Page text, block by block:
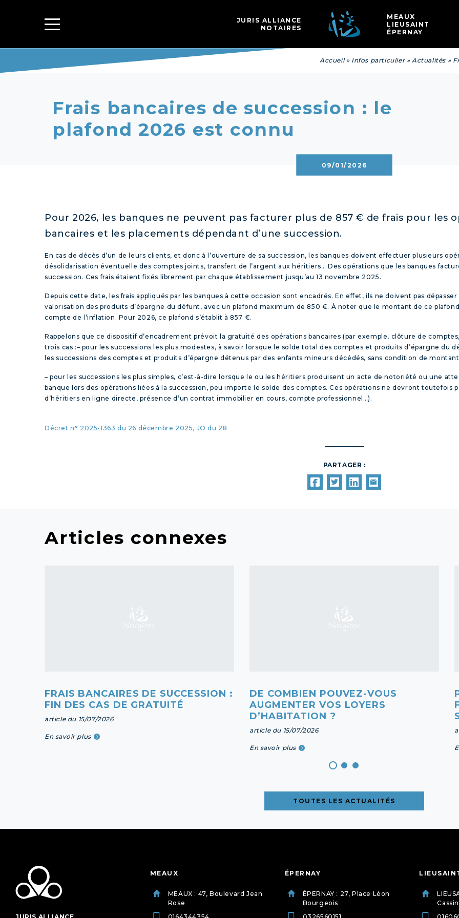
JURIS ALLIANCE
NOTAIRES
MEAUX
LIEUSAINT
ÉPERNAY
Accueil» Infos particulier» Actualités»
Frais bancaires de succession : le
plafond 2026 est connu
09/01/2026
Pour 2026, les banques ne peuvent pas facturer plus de 857 € de frais pour les
bancaires et les placements dépendant d’une succession.
En cas de décès d’un de leurs clients, et donc à l’ouverture de sa succession, les banques doivent effectuer plusieurs
désolidarisation éventuelle des comptes joints, transfert de l’argent aux héritiers… Des opérations que les banques
succession. Ces frais étaient fixés librement par chaque établissement jusqu’au 13 novembre 2025.
Depuis cette date, les frais appliqués par les banques à cette occasion sont encadrés. En effet, ils ne doivent pas
valorisation des produits d’épargne du défunt, avec un plafond maximum de 850 €. À noter que le montant de ce
compte de l’inflation. Pour 2026, ce plafond s’établit à 857 €.
Rappelons que ce dispositif d’encadrement prévoit la gratuité des opérations bancaires (par exemple, clôture de
trois cas :– pour les successions les plus modestes, à savoir lorsque le solde total des comptes et produits d’épargne du
les successions des comptes et produits d’épargne détenus par des enfants mineurs décédés, sans condition de
– pour les successions les plus simples, c’est-à-dire lorsque le ou les héritiers produisent un acte de notoriété ou une
banque lors des opérations liées à la succession, peu importe le solde des comptes. Ces opérations ne devront toutefois
d’héritiers en ligne directe, présence d’un contrat immobilier en cours, compte professionnel…).
Décret n° 2025-1363 du 26 décembre 2025, JO du 28
PARTAGER :
Articles connexes
FRAIS BANCAIRES DE SUCCESSION :
FIN DES CAS DE GRATUITÉ
article du 15/07/2026
En savoir plus
DE COMBIEN POUVEZ-VOUS
AUGMENTER VOS LOYERS
D’HABITATION ?
article du 15/07/2026
En savoir plus
TOUTES LES ACTUALITÉS
MEAUX
MEAUX : 47, Boulevard Jean
Rose
ÉPERNAY
ÉPERNAY : 27, Place Léon
Bourgeois
Cassin